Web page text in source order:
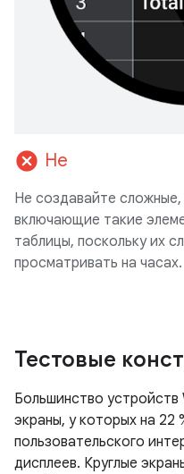
cancel Не
Не создавайте
включающие такие
таблицы, поскольку их
просматривать на часах.
Тестовые
Большинство устройств
экраны, у которых на 22
пользовательского
дисплеев. Круглые